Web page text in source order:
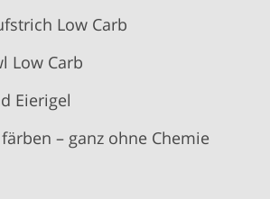
Low Carb
Low Carb
Eierigel
– ganz ohne Chemie